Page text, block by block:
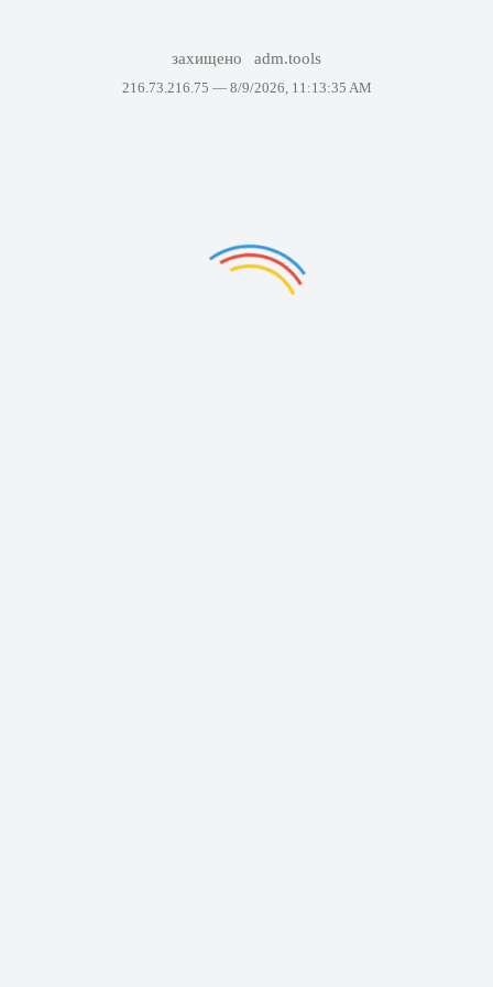
захищено adm.tools
216.73.216.75 — 8/9/2026, 11:13:35 AM